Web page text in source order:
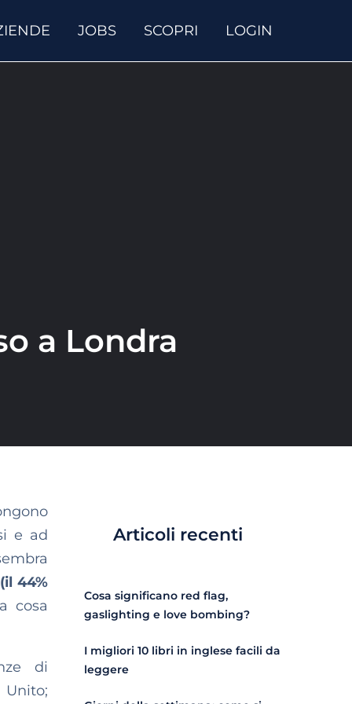
JOBS SCOPRI LOGIN
a Londra
e ad
44%
cosa
di
Articoli recenti
Cosa significano red flag,
gaslighting e love bombing?
I migliori 10 libri in inglese facili da
leggere